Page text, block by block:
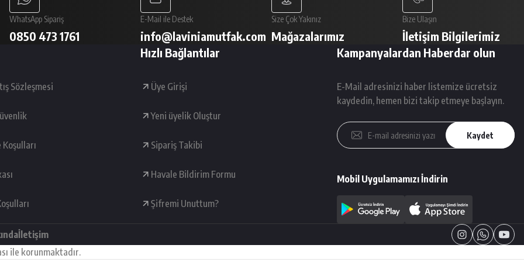
WhatsApp Sipariş
0850 473 1761
E-Mail ile Destek
info@laviniamutfak.com
Size Çok Yakınız
Mağazalarımız
Bize Ulaşın
İletişim Bilgilerimiz
Sözleşmesi
Hızlı Bağlantılar
Üye Girişi
Yeni üyelik Oluştur
Sipariş Takibi
Havale Bildirim Formu
Şifremi Unuttum?
Kampanyalardan Haberdar olun
E-Mail adresinizi haber listemize ücretsiz
kaydedin, hemen bizi takip etmeye başlayın.
Kaydet
Mobil Uygulamamızı İndirin
İletişim
ile korunmaktadır.